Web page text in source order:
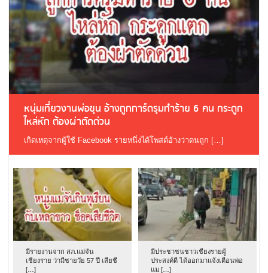
หนุ่มเที่ยวงานพ่อขุน อ้างถูกการ์ดรุมทำร้าย 6 คน กระดูก
ไหล่หัก ต้องผ่าตัดด่วน
เกิดเหตุจากผู้ใช้ Facebook รายหนึ่งได้โพสต์อ้างว่าตนถูก […]
มีรายงานจาก สภ.แม่จัน
เชียงราย ว่ามีชายวัย 57 ปี เสียชี
[…]
มีประชาชนชาวเชียงรายผู้
ประสงค์ดี ได้ออกมาแจ้งเตือนพ่อ
แม […]